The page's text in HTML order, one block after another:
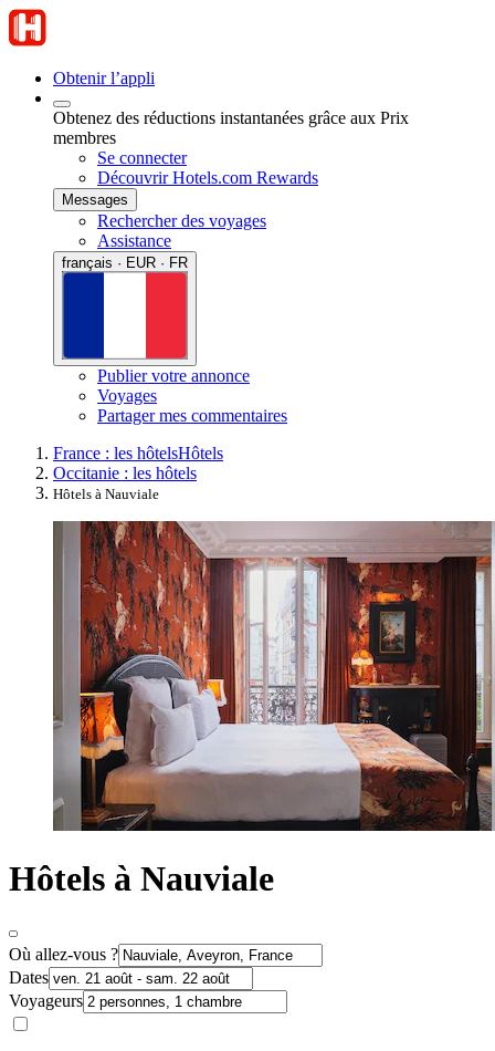
Obtenir l’appli
Obtenez des réductions instantanées grâce aux Prix
membres
Se connecter
Découvrir Hotels.com Rewards
Messages
Rechercher des voyages
Assistance
français · EUR · FR
Publier votre annonce
Voyages
Partager mes commentaires
France : les hôtelsHôtels
Occitanie : les hôtels
Hôtels à Nauviale
Hôtels à Nauviale
Où allez-vous ?
Dates
Voyageurs